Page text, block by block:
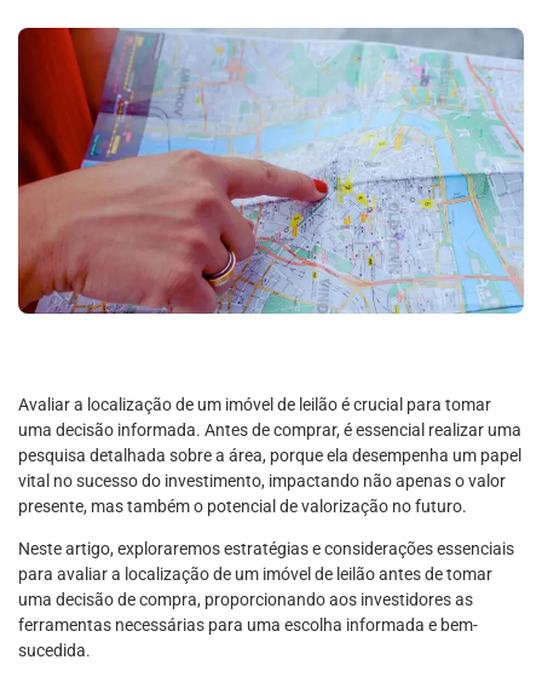
Avaliar a localização de um imóvel de leilão é crucial para tomar
uma decisão informada. Antes de comprar, é essencial realizar uma
pesquisa detalhada sobre a área, porque ela desempenha um papel
vital no sucesso do investimento, impactando não apenas o valor
presente, mas também o potencial de valorização no futuro.
Neste artigo, exploraremos estratégias e considerações essenciais
para avaliar a localização de um imóvel de leilão antes de tomar
uma decisão de compra, proporcionando aos investidores as
ferramentas necessárias para uma escolha informada e bem-
sucedida.